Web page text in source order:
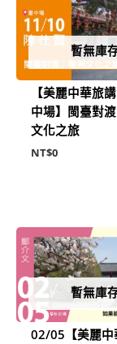
暫無庫
【美麗中華旅
中場】閩臺對
文化之旅
NT$0
暫無庫
02/05【美麗中